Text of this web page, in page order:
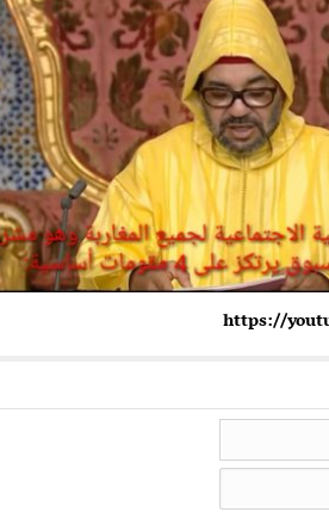
https://